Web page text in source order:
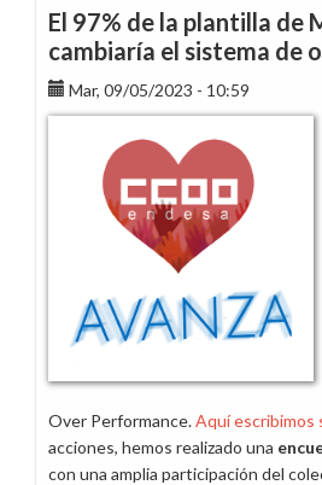
El 97% de la plantilla de
cambiaría el sistema de
Mar, 09/05/2023 - 10:59
Over Performance.Aquí escribimos
acciones, hemos realizado una
con una amplia participación del